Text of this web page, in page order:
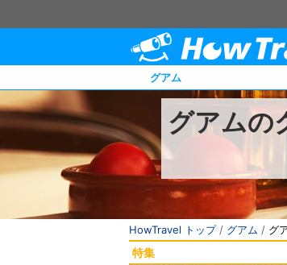
グアム
グアムの
HowTravel トップ/ グアム / グ
特集